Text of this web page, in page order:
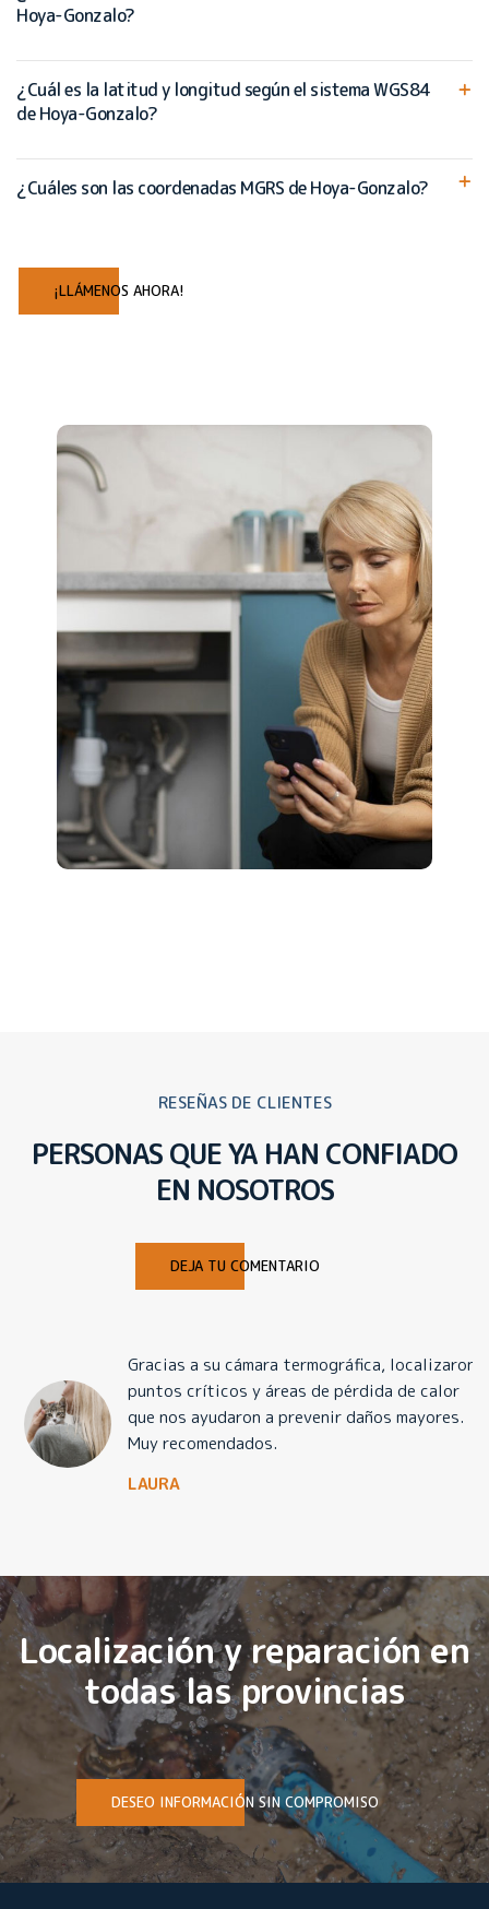
Hoya-Gonzalo?
¿Cuál es la latitud y longitud según el sistema WGS84
de Hoya-Gonzalo?
¿Cuáles son las coordenadas MGRS de Hoya-Gonzalo?
¡LLÁMENOS AHORA!
RESEÑAS DE CLIENTES
PERSONAS QUE YA HAN CONFIADO
EN NOSOTROS
DEJA TU COMENTARIO
Gracias a su cámara termográfica, localizaron
puntos críticos y áreas de pérdida de calor
que nos ayudaron a prevenir daños mayores.
Muy recomendados.
LAURA
Localización y reparación en
todas las provincias
DESEO INFORMACIÓN SIN COMPROMISO